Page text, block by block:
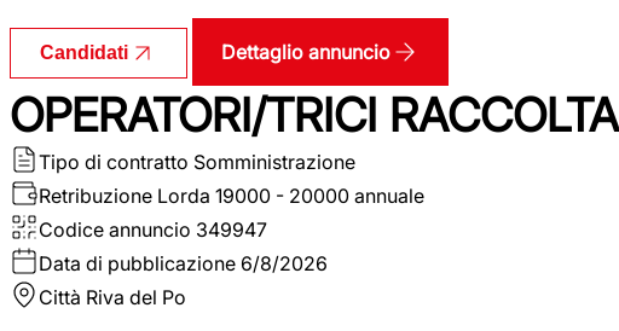
Candidati Dettaglio annuncio
OPERATORI/TRICI
Tipo di contratto Somministrazione
Retribuzione Lorda 19000 - 20000 annuale
Codice annuncio 349947
Data di pubblicazione 6/8/2026
Città Riva del Po